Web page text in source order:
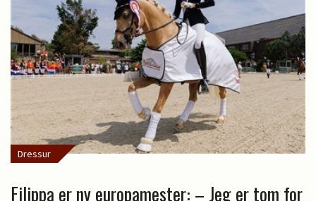
Dressur
Filippa er ny europamester: – Jeg er tom for